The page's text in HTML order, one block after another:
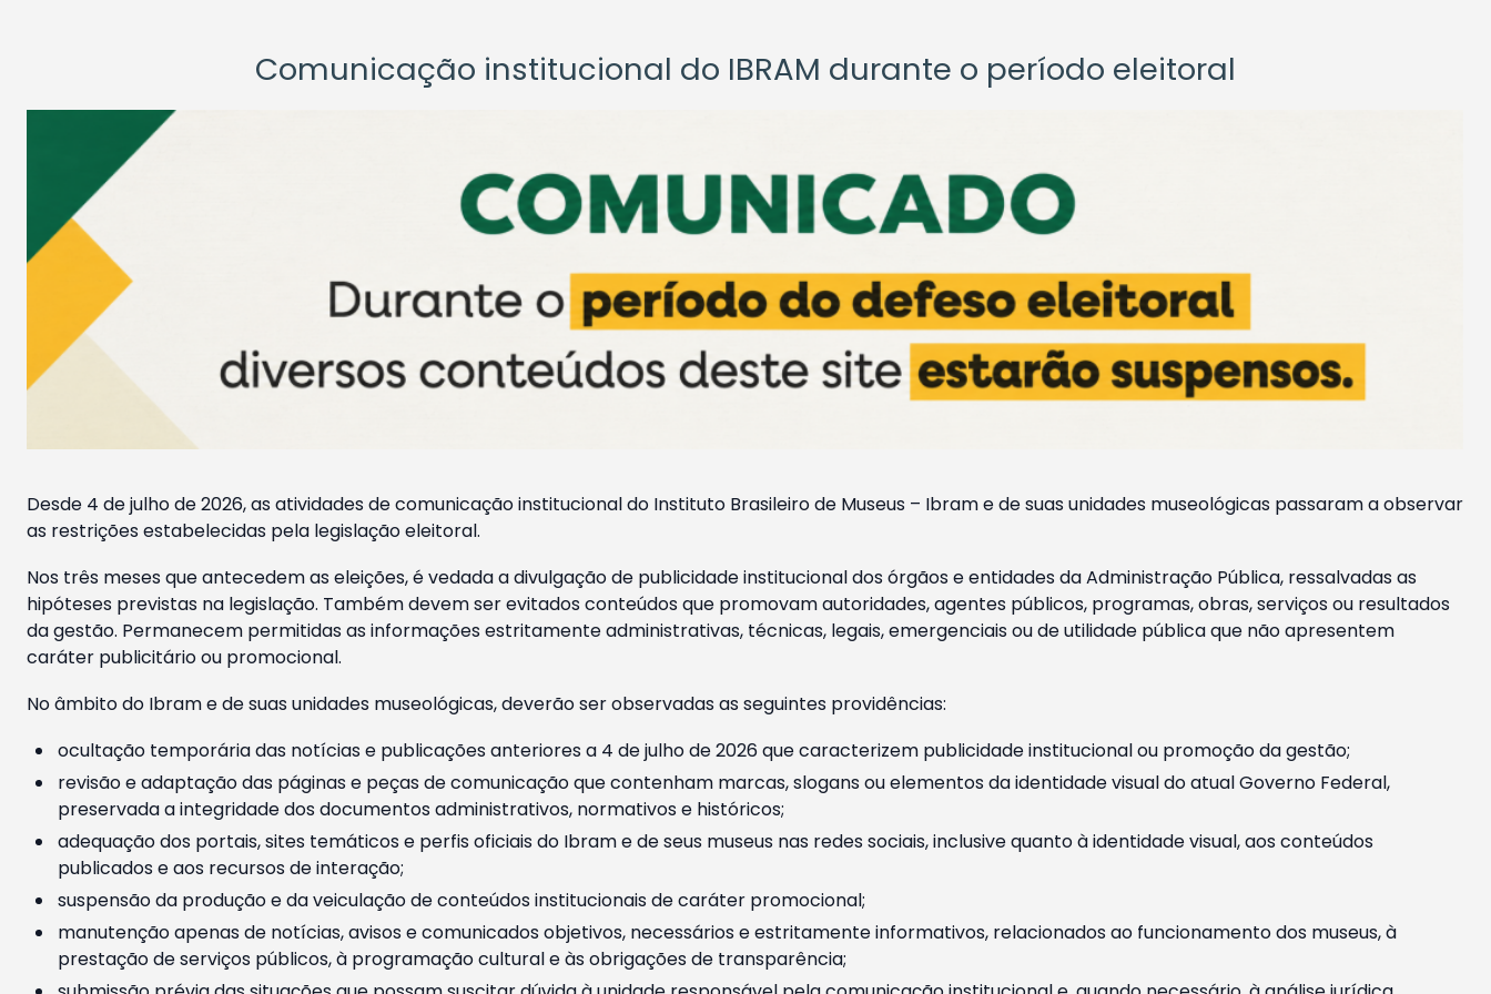
Comunicação institucional do IBRAM durante o período eleitoral
Desde 4 de julho de 2026, as atividades de comunicação institucional do Instituto Brasileiro de Museus – Ibram e de suas unidades museológicas passaram a observar
as restrições estabelecidas pela legislação eleitoral.
Nos três meses que antecedem as eleições, é vedada a divulgação de publicidade institucional dos órgãos e entidades da Administração Pública, ressalvadas as
hipóteses previstas na legislação. Também devem ser evitados conteúdos que promovam autoridades, agentes públicos, programas, obras, serviços ou resultados
da gestão. Permanecem permitidas as informações estritamente administrativas, técnicas, legais, emergenciais ou de utilidade pública que não apresentem
caráter publicitário ou promocional.
No âmbito do Ibram e de suas unidades museológicas, deverão ser observadas as seguintes providências:
ocultação temporária das notícias e publicações anteriores a 4 de julho de 2026 que caracterizem publicidade institucional ou promoção da gestão;
revisão e adaptação das páginas e peças de comunicação que contenham marcas, slogans ou elementos da identidade visual do atual Governo Federal,
preservada a integridade dos documentos administrativos, normativos e históricos;
adequação dos portais, sites temáticos e perfis oficiais do Ibram e de seus museus nas redes sociais, inclusive quanto à identidade visual, aos conteúdos
publicados e aos recursos de interação;
suspensão da produção e da veiculação de conteúdos institucionais de caráter promocional;
manutenção apenas de notícias, avisos e comunicados objetivos, necessários e estritamente informativos, relacionados ao funcionamento dos museus, à
prestação de serviços públicos, à programação cultural e às obrigações de transparência;